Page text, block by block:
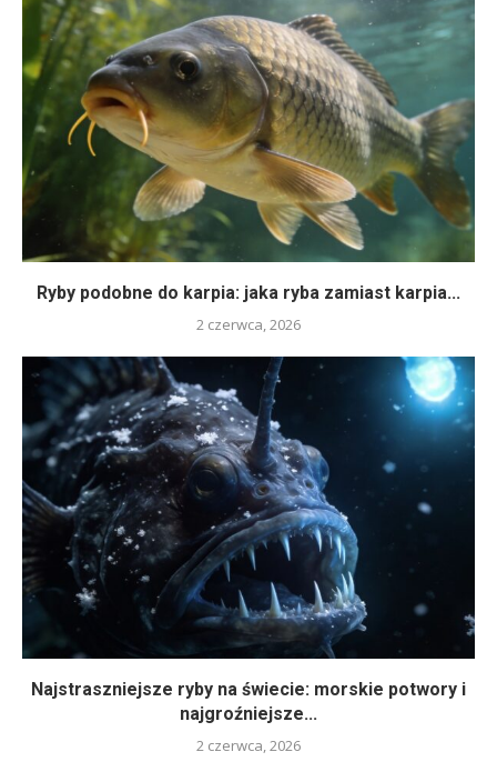
Ryby podobne do karpia: jaka ryba zamiast karpia...
2 czerwca, 2026
Najstraszniejsze ryby na świecie: morskie potwory i
najgroźniejsze...
2 czerwca, 2026